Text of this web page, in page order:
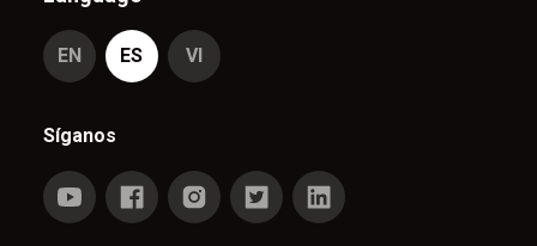
EN ES VI
Síganos